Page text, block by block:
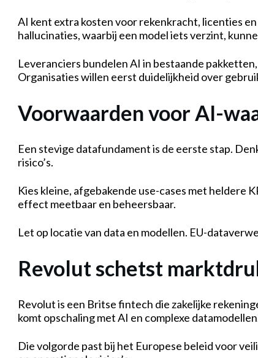
AI kent extra kosten voor rekenkracht, licenties
hallucinaties, waarbij een model iets verzint,
Leveranciers bundelen AI in bestaande
Organisaties willen eerst duidelijkheid over
Voorwaarden voor AI-
Een stevige datafundament is de eerste stap.
risico’s.
Kies kleine, afgebakende use-cases met heldere
effect meetbaar en beheersbaar.
Let op locatie van data en modellen. EU-
Revolut schetst
Revolut is een Britse fintech die zakelijke
komt opschaling met AI en complexe
Die volgorde past bij het Europese beleid voor